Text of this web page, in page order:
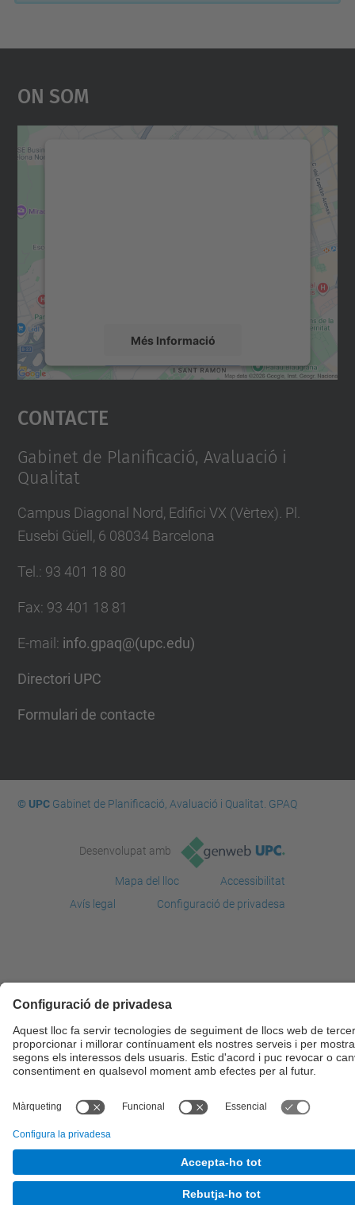
On Som
Més Informació
Accepta
powered by
Contacte
Gabinet de Planificació, Avaluació i
Qualitat
Campus Diagonal Nord, Edifici VX (Vèrtex). Pl.
Eusebi Güell, 6 08034 Barcelona
Tel. : 93 401 18 80
Fax: 93 401 18 81
E-mail : info.gpaq@(upc.edu)
Directori UPC
Formulari de contacte
© UPCGabinet de Planificació, Avaluació i Qualitat. GPAQ
Desenvolupat amb
Mapa del lloc
Accessibilitat
Avís legal
Configuració de privadesa